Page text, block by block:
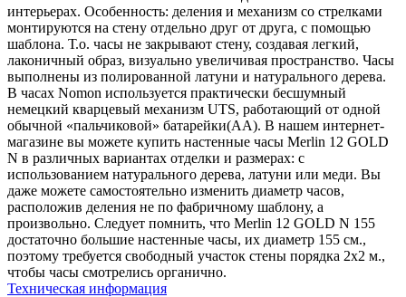
интерьерах. Особенность: деления и механизм со стрелками
монтируются на стену отдельно друг от друга, с помощью
шаблона. Т.о. часы не закрывают стену, создавая легкий,
лаконичный образ, визуально увеличивая пространство. Часы
выполнены из полированной латуни и натурального дерева.
В часах Nomon используется практически бесшумный
немецкий кварцевый механизм UTS, работающий от одной
обычной «пальчиковой» батарейки(AA). В нашем интернет-
магазине вы можете купить настенные часы Merlin 12 GOLD
N в различных вариантах отделки и размерах: с
использованием натурального дерева, латуни или меди. Вы
даже можете самостоятельно изменить диаметр часов,
расположив деления не по фабричному шаблону, а
произвольно. Следует помнить, что Merlin 12 GOLD N 155
достаточно большие настенные часы, их диаметр 155 см.,
поэтому требуется свободный участок стены порядка 2х2 м.,
чтобы часы смотрелись органично.
Техническая информация